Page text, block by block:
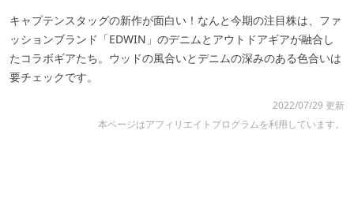
キャプテンスタッグの新作が面白い！なんと今期の注目株は、ファ
ッションブランド「EDWIN」のデニムとアウトドアギアが融合し
たコラボギアたち。ウッドの風合いとデニムの深みのある色合いは
要チェックです。
2022/07/29 更新
本ページはアフィリエイトプログラムを利用しています。